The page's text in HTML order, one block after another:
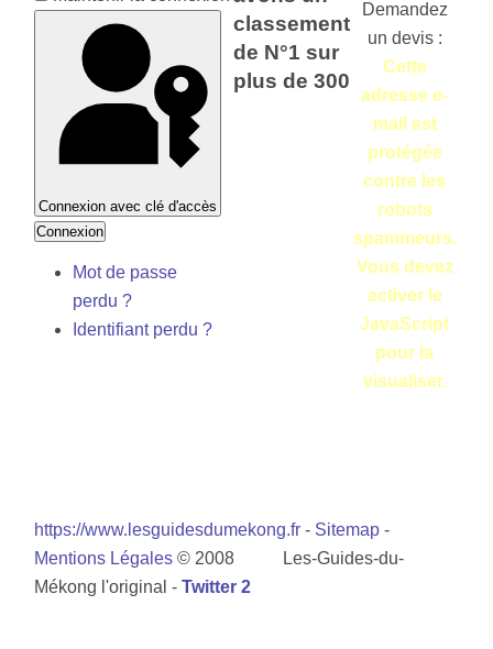
Connexion avec clé d'accès
Connexion
Mot de passe
perdu ?
Identifiant perdu ?
classement
de N°1 sur
plus de 300
Demandez
un devis :
Cette
adresse e-
mail est
protégée
contre les
robots
spammeurs.
Vous devez
activer le
JavaScript
pour la
visualiser.
https://www.lesguidesdumekong.fr - Sitemap -
Mentions Légales © 2008 Les-Guides-du-
Mékong l'original -Twitter 2